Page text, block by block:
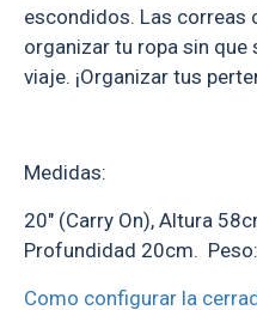
escondidos. Las correas
organizar tu ropa sin que
viaje. ¡Organizar tus
Medidas:
20" (Carry On), Altura
Profundidad 20cm.
Como configurar la